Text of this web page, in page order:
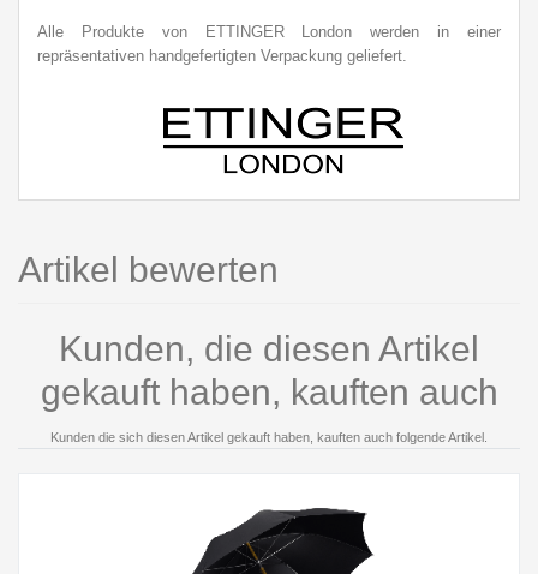
Alle Produkte von ETTINGER London werden in einer
repräsentativen handgefertigten Verpackung geliefert.
Artikel bewerten
Kunden, die diesen Artikel
gekauft haben, kauften auch
Kunden die sich diesen Artikel gekauft haben, kauften auch folgende Artikel.